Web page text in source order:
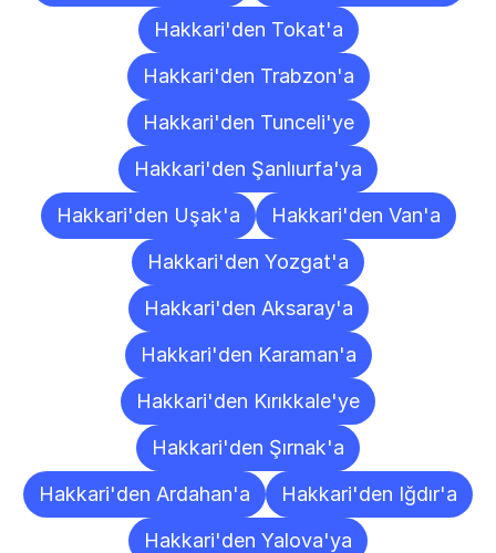
Hakkari'den Tokat'a
Hakkari'den Trabzon'a
Hakkari'den Tunceli'ye
Hakkari'den Şanlıurfa'ya
Hakkari'den Uşak'a
Hakkari'den Van'a
Hakkari'den Yozgat'a
Hakkari'den Aksaray'a
Hakkari'den Karaman'a
Hakkari'den Kırıkkale'ye
Hakkari'den Şırnak'a
Hakkari'den Ardahan'a
Hakkari'den Iğdır'a
Hakkari'den Yalova'ya